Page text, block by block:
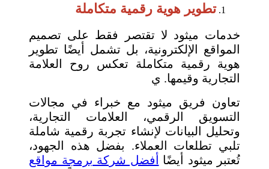
تطوير هوية رقمية متكاملة
خدمات ميثود لا تقتصر فقط على تصميم
المواقع الإلكترونية، بل تشمل أيضًا تطوير
هوية رقمية متكاملة تعكس روح العلامة
التجارية وقيمها. ي
تعاون فريق ميثود مع خبراء في مجالات
التسويق الرقمي، العلامات التجارية،
وتحليل البيانات لإنشاء تجربة رقمية شاملة
تلبي تطلعات العملاء. بفضل هذه الجهود،
تُعتبر ميثود أيضًا
أفضل شركة برمجة مواقع